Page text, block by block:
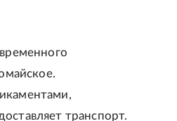
транспорт.